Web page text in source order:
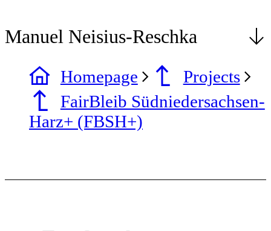
Manuel Neisius-Reschka
Homepage
Projects
FairBleib Südniedersachsen-
Harz+ (FBSH+)